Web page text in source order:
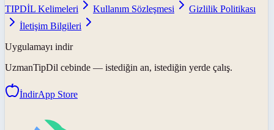
TIPDİL Kelimeleri
Kullanım Sözleşmesi
Gizlilik Politikası
İletişim Bilgileri
Uygulamayı indir
UzmanTipDil cebinde — istediğin an, istediğin yerde çalış.
İndirApp Store